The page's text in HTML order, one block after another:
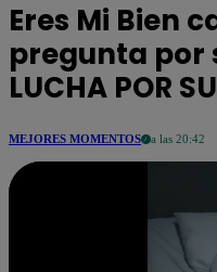
Eres Mi Bien
pregunta por
LUCHA POR
MEJORES MOMENTOS a las 20:42